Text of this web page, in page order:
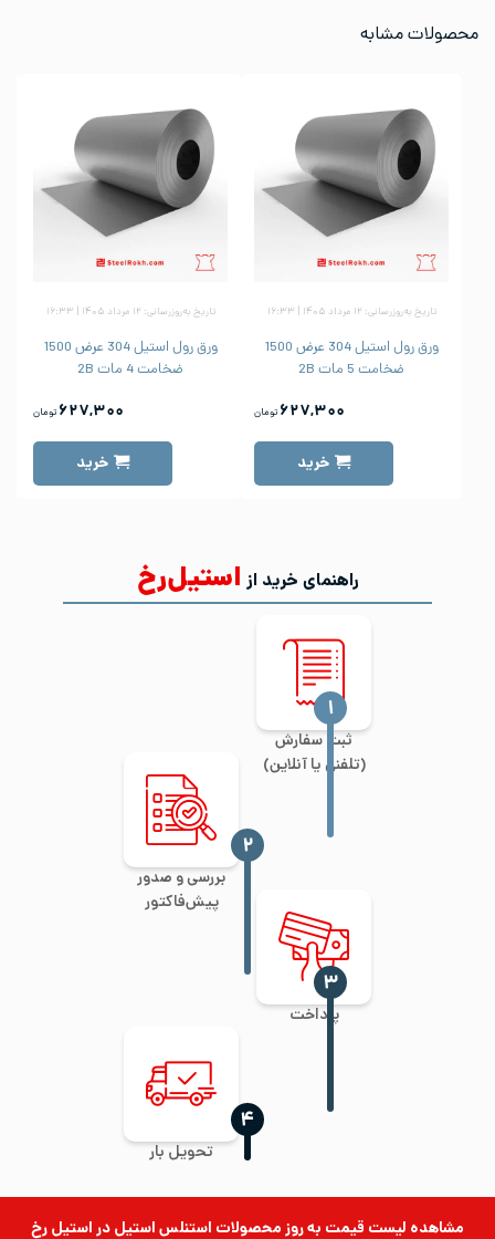
محصولات مشابه
تاریخ به‌روزرسانی: ۱۲ مرداد ۱۴۰۵ | ۱۶:۳۳
ورق رول استیل 304 عرض 1500
ضخامت 5 مات 2B
۶۲۷,۳۰۰ تومان
خرید
تاریخ به‌روزرسانی: ۱۲ مرداد ۱۴۰۵ | ۱۶:۳۳
ورق رول استیل 304 عرض 1500
ضخامت 4 مات 2B
۶۲۷,۳۰۰ تومان
خرید
راهنمای خرید از استیل‌رخ
ثبت سفارش
(تلفنی یا آنلاین)
‍۱
بررسی و صدور
پیش‌فاکتور
‍۲
پرداخت
‍۳
تحویل بار
‍۴
مشاهده لیست قیمت به روزمحصولات استنلس استیلدر استیل رخ